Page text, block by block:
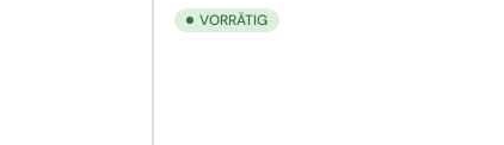
VORRÄTIG